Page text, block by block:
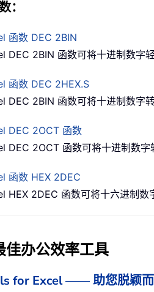
：
函数 DEC 2BIN
DEC 2BIN 函数可将十进制数字
函数 DEC 2HEX.S
DEC 2BIN 函数可将十进制数字
DEC 2OCT 函数
DEC 2OCT 函数可将十进制数字
函数 HEX 2DEC
HEX 2DEC 函数可将十六进制数
佳办公效率工具
for Excel —— 助您脱颖